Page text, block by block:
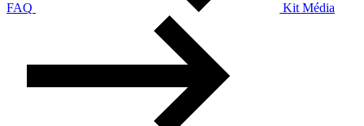
FAQ Kit Média